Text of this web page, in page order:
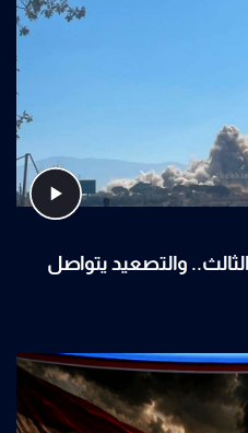
والتصعيد يتواصل